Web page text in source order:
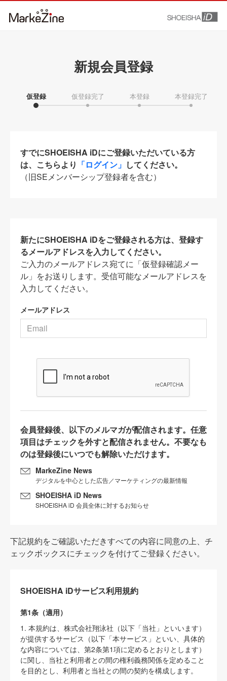
新規会員登録
仮登録 仮登録完了 本登録 本登録完了
すでにSHOEISHA iDにご登録いただいている方
は、こちらより 「ログイン」 してください。
（旧SEメンバーシップ登録者を含む）
新たにSHOEISHA iDをご登録される方は、登録す
るメールアドレスを入力してください。
ご入力のメールアドレス宛てに「仮登録確認メー
ル」をお送りします。受信可能なメールアドレスを
入力してください。
メールアドレス
会員登録後、以下のメルマガが配信されます。任意
項目はチェックを外すと配信されません。不要なも
のは登録後にいつでも解除いただけます。
MarkeZine News
デジタルを中心とした広告／マーケティングの最新情報
SHOEISHA iD News
SHOEISHA iD 会員全体に対するお知らせ
下記規約をご確認いただきすべての内容に同意の上、チ
ェックボックスにチェックを付けてご登録ください。
SHOEISHA iDサービス利用規約
第1条（適用）
1. 本規約は、株式会社翔泳社（以下「当社」といいます）
が提供するサービス（以下「本サービス」といい、具体的
な内容については、第2条第1項に定めるとおりとします）
に関し、当社と利用者との間の権利義務関係を定めること
を目的とし、利用者と当社との間の契約を構成します。